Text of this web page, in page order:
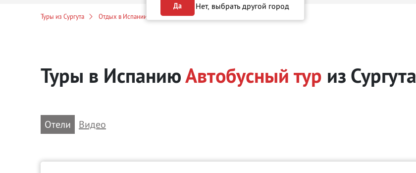
Да Нет, выбрать другой город
Туры из Сургута Отдых в Испании Автобусный тур
Туры в ИспаниюАвтобусный тур из Сургута
Отели Видео